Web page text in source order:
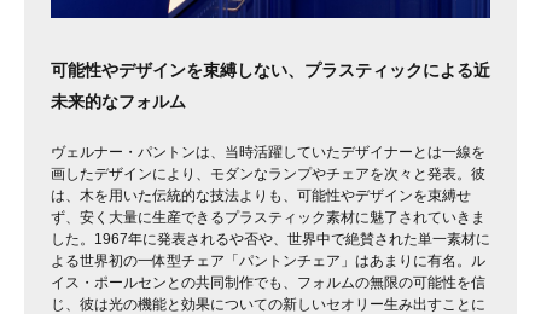
可能性やデザインを束縛しない、プラスティックによる近
未来的なフォルム
ヴェルナー・パントンは、当時活躍していたデザイナーとは一線を
画したデザインにより、モダンなランプやチェアを次々と発表。彼
は、木を用いた伝統的な技法よりも、可能性やデザインを束縛せ
ず、安く大量に生産できるプラスティック素材に魅了されていきま
した。1967年に発表されるや否や、世界中で絶賛された単一素材に
よる世界初の一体型チェア「パントンチェア」はあまりに有名。ル
イス・ポールセンとの共同制作でも、フォルムの無限の可能性を信
じ、彼は光の機能と効果についての新しいセオリー生み出すことに